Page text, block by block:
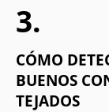
3.
CÓMO
BUENOS
TEJADOS